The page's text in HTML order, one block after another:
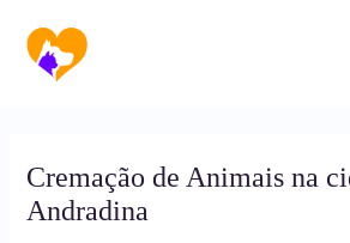
para
conteúdo
Cremação de Animais na
Andradina